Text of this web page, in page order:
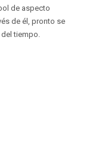
de aspecto
de él, pronto se
tiempo.